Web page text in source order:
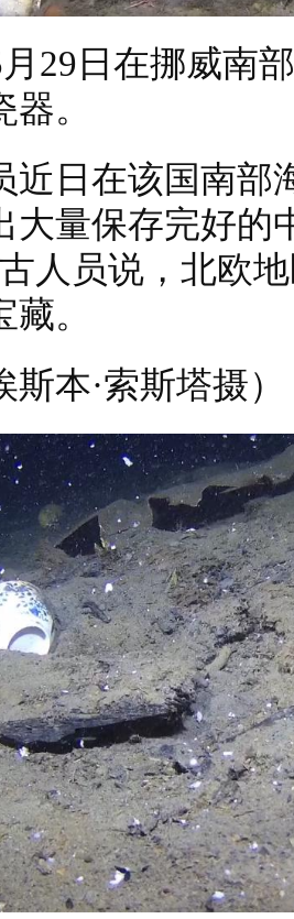
29日在挪威南
。
近日在该国南部
大量保存完好的
人员说，北欧
。
本·索斯塔摄）